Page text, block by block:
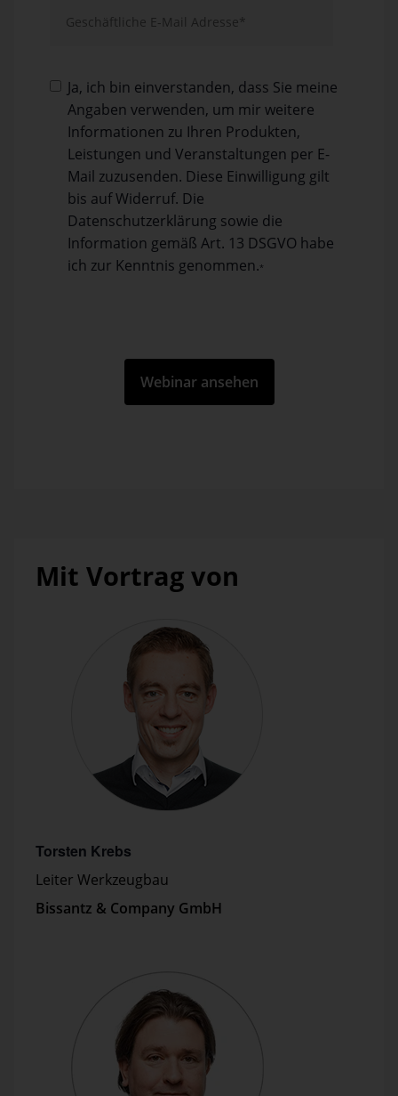
Ja, ich bin einverstanden, dass Sie meine
Angaben verwenden, um mir weitere
Informationen zu Ihren Produkten,
Leistungen und Veranstaltungen per E-
Mail zuzusenden. Diese Einwilligung gilt
bis auf Widerruf. Die
Datenschutzerklärung sowie die
Information gemäß Art. 13 DSGVO habe
ich zur Kenntnis genom­men.*
Mit Vortrag von
Torsten Krebs
Leiter Werkzeugbau
Bissantz & Company GmbH